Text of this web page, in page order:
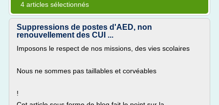
4 articles sélectionnés
Suppressions de postes d'AED, non
renouvellement des CUI ...
Imposons le respect de nos missions, des vies scolaires
Nous ne sommes pas taillables et corvéables
!